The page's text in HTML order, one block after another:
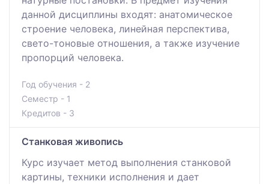
данной дисциплины входят: анатомическое
строение человека, линейная перспектива,
свето-тоновые отношения, а также изучение
пропорций человека.
Год обучения - 2
Семестр - 1
Кредитов - 3
Станковая живопись
Курс изучает метод выполнения станковой
картины, техники исполнения и дает